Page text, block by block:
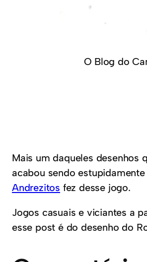
O Blog do
Mais um daqueles desenhos
acabou sendo
Andrezitos fez desse jogo.
Jogos casuais e viciantes a
esse post é do desenho do